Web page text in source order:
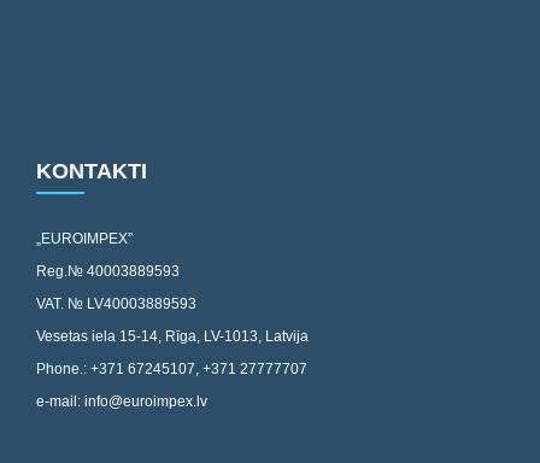
KONTAKTI
„EUROIMPEX”
Reg.№ 40003889593
VAT. № LV40003889593
Vesetas iela 15-14, Rīga, LV-1013, Latvija
Phone.: +371 67245107, +371 27777707
e-mail: info@euroimpex.lv